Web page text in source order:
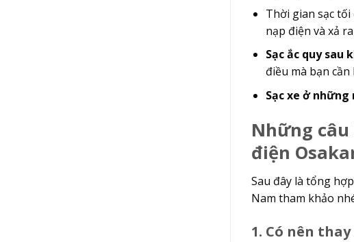
Thời gian sạc tối
nạp điện và xả
Sạc ắc quy sau
điều mà bạn cần
Sạc xe ở
Những
điện
Sau đây là tổng
Nam tham khảo
1. Có nên